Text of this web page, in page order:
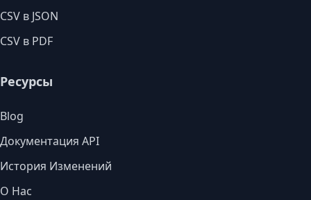
CSV в JSON
CSV в PDF
Ресурсы
Blog
Документация API
История Изменений
О Нас